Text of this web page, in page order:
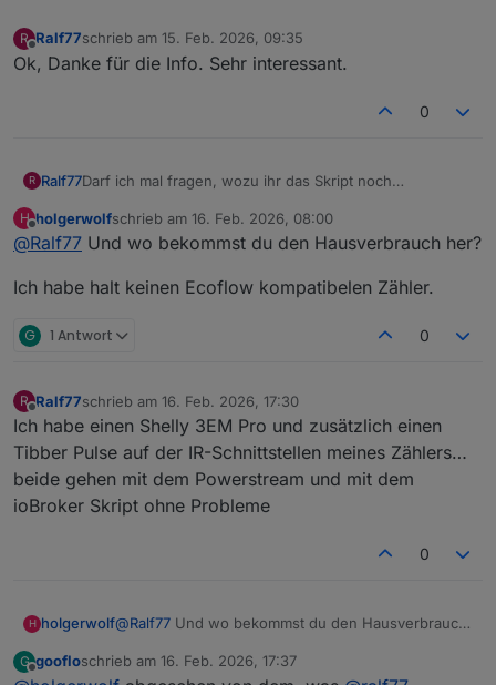
R
Offline
Ralf77schrieb am 15. Feb. 2026, 09:35
zuletzt editiert von
Ok, Danke für die Info. Sehr interessant.
0
R Ralf77Darf ich mal fragen, wozu ihr das Skript noch
inzwischen doch so perfekt, dass ich gar nicht wüsste,
wozu ich das Skript noch brauchen könnte.
Einzig die AC-Überschussladung meiner 2 Delta Pro 3
Regel ich noch mit einem Skript und 2 Shelly-
so gute Regelung, dass ich über die ganze Nacht aktuell
H
Offline
holgerwolfschrieb am 16. Feb. 2026, 08:00
zuletzt editiert von
@Ralf77 Und wo bekommst du den Hausverbrauch her?
Ich habe halt keinen Ecoflow kompatibelen Zähler.
G 1 Antwort 0
R
Offline
Ralf77schrieb am 16. Feb. 2026, 17:30
zuletzt editiert von
Ich habe einen Shelly 3EM Pro und zusätzlich einen
Tibber Pulse auf der IR-Schnittstellen meines Zählers…
beide gehen mit dem Powerstream und mit dem
ioBroker Skript ohne Probleme
0
H holgerwolf@Ralf77 Und wo bekommst du den Hausverbrauch
Ich habe halt keinen Ecoflow kompatibelen Zähler.
G
Offline
goofloschrieb am 16. Feb. 2026, 17:37
zuletzt editiert von